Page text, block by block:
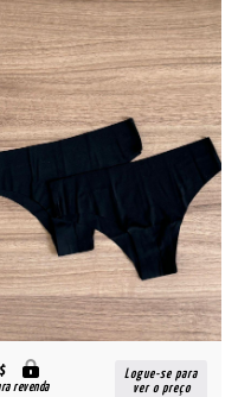
revenda
Logue-se para
ver o preço